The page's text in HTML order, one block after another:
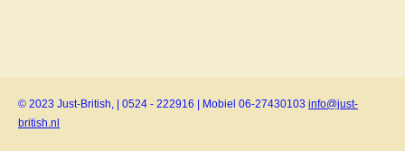
© 2023 Just-British, | 0524 - 222916 | Mobiel 06-27430103 info@just-
british.nl